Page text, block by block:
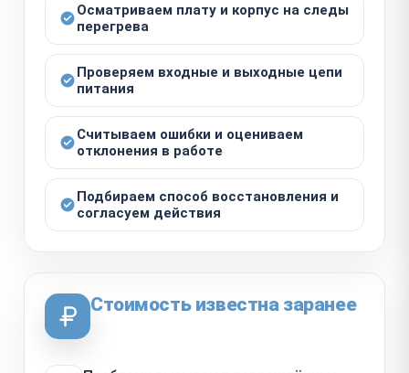
Осматриваем плату и корпус на следы
перегрева
Проверяем входные и выходные цепи
питания
Считываем ошибки и оцениваем
отклонения в работе
Подбираем способ восстановления и
согласуем действия
Стоимость известна заранее